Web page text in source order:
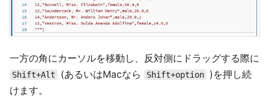
一方の角にカーソルを移動し、反対側にドラッグする際に
Shift+Alt (あるいはMacなら Shift+option
)を押し続
けます。